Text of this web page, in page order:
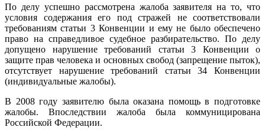
По делу успешно рассмотрена жалоба заявителя на то, что
условия содержания его под стражей не соответствовали
требованиям статьи 3 Конвенции и ему не было обеспечено
право на справедливое судебное разбирательство. По делу
допущено нарушение требований статьи 3 Конвенции о
защите прав человека и основных свобод (запрещение пыток),
отсутствует нарушение требований статьи 34 Конвенции
(индивидуальные жалобы).
В 2008 году заявителю была оказана помощь в подготовке
жалобы. Впоследствии жалоба была коммуницирована
Российской Федерации.